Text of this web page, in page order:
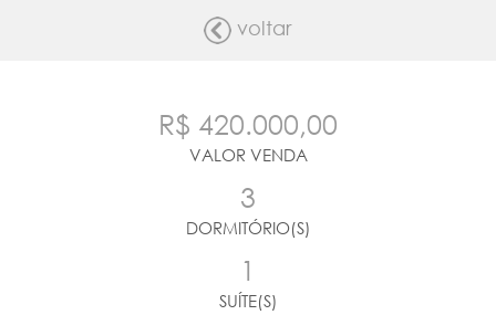
voltar
R$ 420.000,00
VALOR VENDA
3
DORMITÓRIO(S)
1
SUÍTE(S)